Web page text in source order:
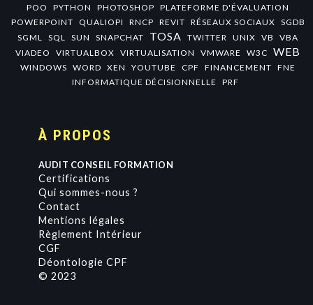
POO
PYTHON PHOTOSHOP PLATEFORME D'ÉVALUATION
POWERPOINT
QUALIOPI RNCP REVIT RÉSEAUX SOCIAUX SGDB
SGML
SQL SUN SNAPCHAT TOSA TWITTER UNIX VB
VBA
VIADEO
VIRTUALBOX VIRTUALISATION VMWARE W3C WEB
WINDOWS WORD XEN YOUTUBE CPF FINANCEMENT FNE
INFORMATIQUE DÉCISIONNELLE
PRF
À PROPOS
AUDIT CONSEIL FORMATION
Certifications
Qui sommes-nous ?
Contact
Mentions légales
Règlement Intérieur
CGF
Déontologie CPF
© 2023